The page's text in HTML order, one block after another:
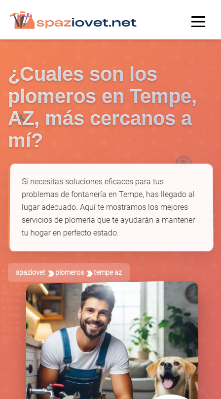
🔧
🚰
🛁
🚿
🪠
¿Cuales son los
plomeros en Tempe,
AZ, más cercanos a
mí?
Si necesitas soluciones eficaces para tus
problemas de fontanería en Tempe, has llegado al
lugar adecuado. Aquí te mostramos los mejores
servicios de plomería que te ayudarán a mantener
tu hogar en perfecto estado.
spaziovet plomeros tempe az